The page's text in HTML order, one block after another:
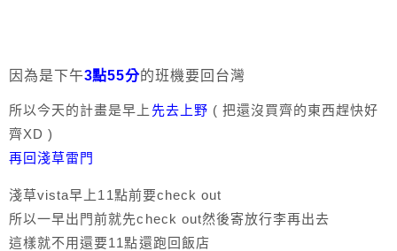
因為是下午3點55分的班機要回台灣
所以今天的計畫是早上 先去上野 ( 把還沒買齊的東西趕快好
齊XD )
再回淺草雷門
淺草vista早上11點前要check out
所以一早出門前就先check out然後寄放行李再出去
這樣就不用還要11點還跑回飯店